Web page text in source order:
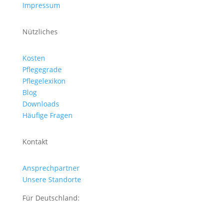
Impressum
Nützliches
Kosten
Pflegegrade
Pflegelexikon
Blog
Downloads
Häufige Fragen
Kontakt
Ansprechpartner
Unsere Standorte
Für Deutschland: